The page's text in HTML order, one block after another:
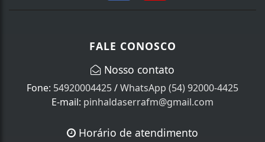
FALE CONOSCO
Nosso contato
Fone: 54920004425/WhatsApp (54) 92000-4425
E-mail: pinhaldaserrafm@gmail.com
Horário de atendimento